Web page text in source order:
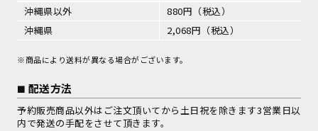
沖縄県以外
880円（税込）
沖縄県
2,068円（税込）
※商品により送料が異なる場合がございます。
配送方法
予約販売商品以外はご注文頂いてから土日祝を除きます3営業日以
内で発送の手配をさせて頂きます。